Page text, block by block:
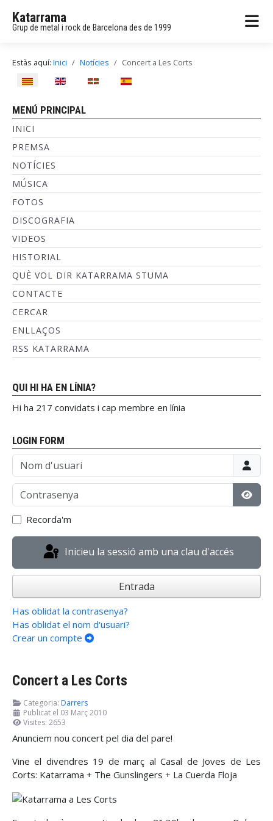
Katarrama
Grup de metal i rock de Barcelona des de 1999
Estàs aquí: Inici Notícies Concert a Les Corts
Seleccioni el seu idioma
MENÚ PRINCIPAL
INICI
PREMSA
NOTÍCIES
MÚSICA
FOTOS
DISCOGRAFIA
VIDEOS
HISTORIAL
QUÈ VOL DIR KATARRAMA STUMA
CONTACTE
CERCAR
ENLLAÇOS
RSS KATARRAMA
QUI HI HA EN LÍNIA?
Hi ha 217 convidats i cap membre en línia
LOGIN FORM
Nom d'usuari
Contrasenya
Recorda'm
Inicieu la sessió amb una clau d'accés
Entrada
Has oblidat la contrasenya?
Has oblidat el nom d'usuari?
Crear un compte
Concert a Les Corts
Categoria: Darrers
Publicat el 03 Març 2010
Visites: 2653
Anunciem nou concert pel dia del pare!
Vine el divendres 19 de març al Casal de Joves de Les
Corts: Katarrama + The Gunslingers + La Cuerda Floja